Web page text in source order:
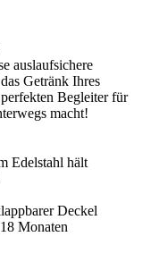
auslaufsichere
Getränk Ihres
Begleiter für
macht!
Edelstahl hält
Deckel
Monaten